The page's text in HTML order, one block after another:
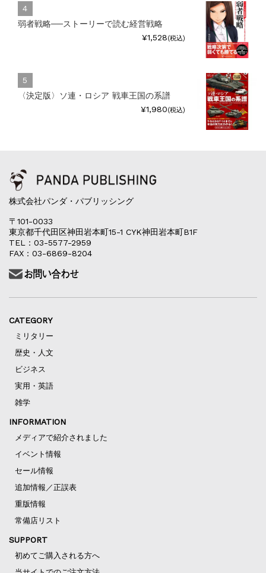
弱者戦略──ストーリーで読む経営戦略
¥1,528(税込)
〈決定版〉ソ連・ロシア 戦車王国の系譜
¥1,980(税込)
株式会社パンダ・パブリッシング
〒101-0033
東京都千代田区神田岩本町15-1 CYK神田岩本町B1F
TEL：03-5577-2959
FAX：03-6869-8204
CATEGORY
ミリタリー
歴史・人文
ビジネス
実用・英語
雑学
INFORMATION
メディアで紹介されました
イベント情報
セール情報
追加情報／正誤表
重版情報
常備店リスト
SUPPORT
初めてご購入される方へ